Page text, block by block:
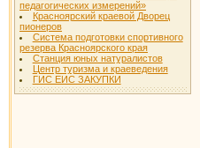
педагогических измерений»
Красноярский краевой Дворец
пионеров
Система подготовки спортивного
резерва Красноярского края
Станция юных натуралистов
Центр туризма и краеведения
ГИС ЕИС ЗАКУПКИ